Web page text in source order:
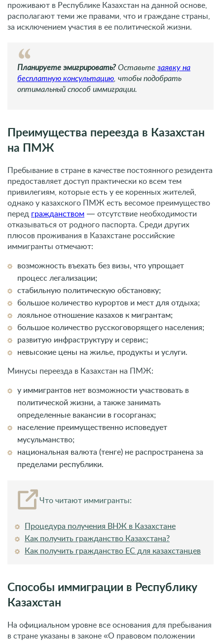
проживают в Республике Казахстан на данной основе,
располагают теми же правами, что и граждане страны,
за исключением участия в ее политической жизни.
Планируете эмигрировать? Оставьте заявку на
бесплатную консультацию, чтобы подобрать
оптимальный способ иммиграции.
Преимущества переезда в Казахстан
на ПМЖ
Пребывание в стране в качестве постоянного резидента
предоставляет доступ практически ко всем тем
привилегиям, которые есть у ее коренных жителей,
однако у казахского ПМЖ есть весомое преимущество
перед гражданством — отсутствие необходимости
отказываться от родного паспорта. Среди других
плюсов проживания в Казахстане российские
иммигранты отмечают:
возможность въехать без визы, что упрощает
процесс легализации;
стабильную политическую обстановку;
большое количество курортов и мест для отдыха;
лояльное отношение казахов к мигрантам;
большое количество русскоговорящего населения;
развитую инфраструктуру и сервис;
невысокие цены на жилье, продукты и услуги.
Минусы переезда в Казахстан на ПМЖ:
у иммигрантов нет возможности участвовать в
политической жизни, а также занимать
определенные вакансии в госорганах;
население преимущественно исповедует
мусульманство;
национальная валюта (тенге) не распространена за
пределами республики.
Что читают иммигранты:
Процедура получения ВНЖ в Казахстане
Как получить гражданство Казахстана?
Как получить гражданство ЕС для казахстанцев
Способы иммиграции в Республику
Казахстан
На официальном уровне все основания для пребывания
в стране указаны в законе «О правовом положении